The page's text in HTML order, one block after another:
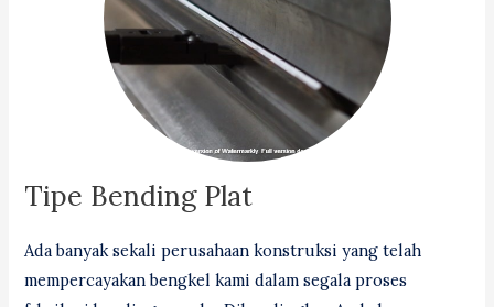
Tipe Bending Plat
Ada banyak sekali perusahaan konstruksi yang telah
mempercayakan bengkel kami dalam segala proses